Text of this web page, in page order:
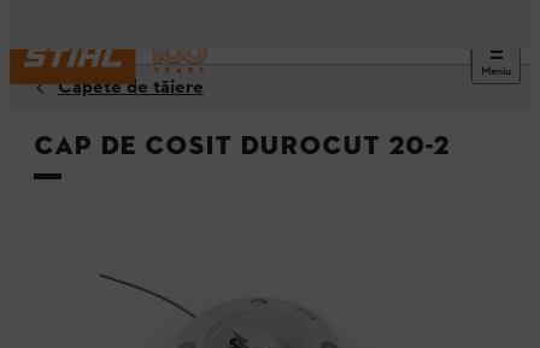
Meniu
Capete de tăiere
Cap de cosit DuroCut 20-2